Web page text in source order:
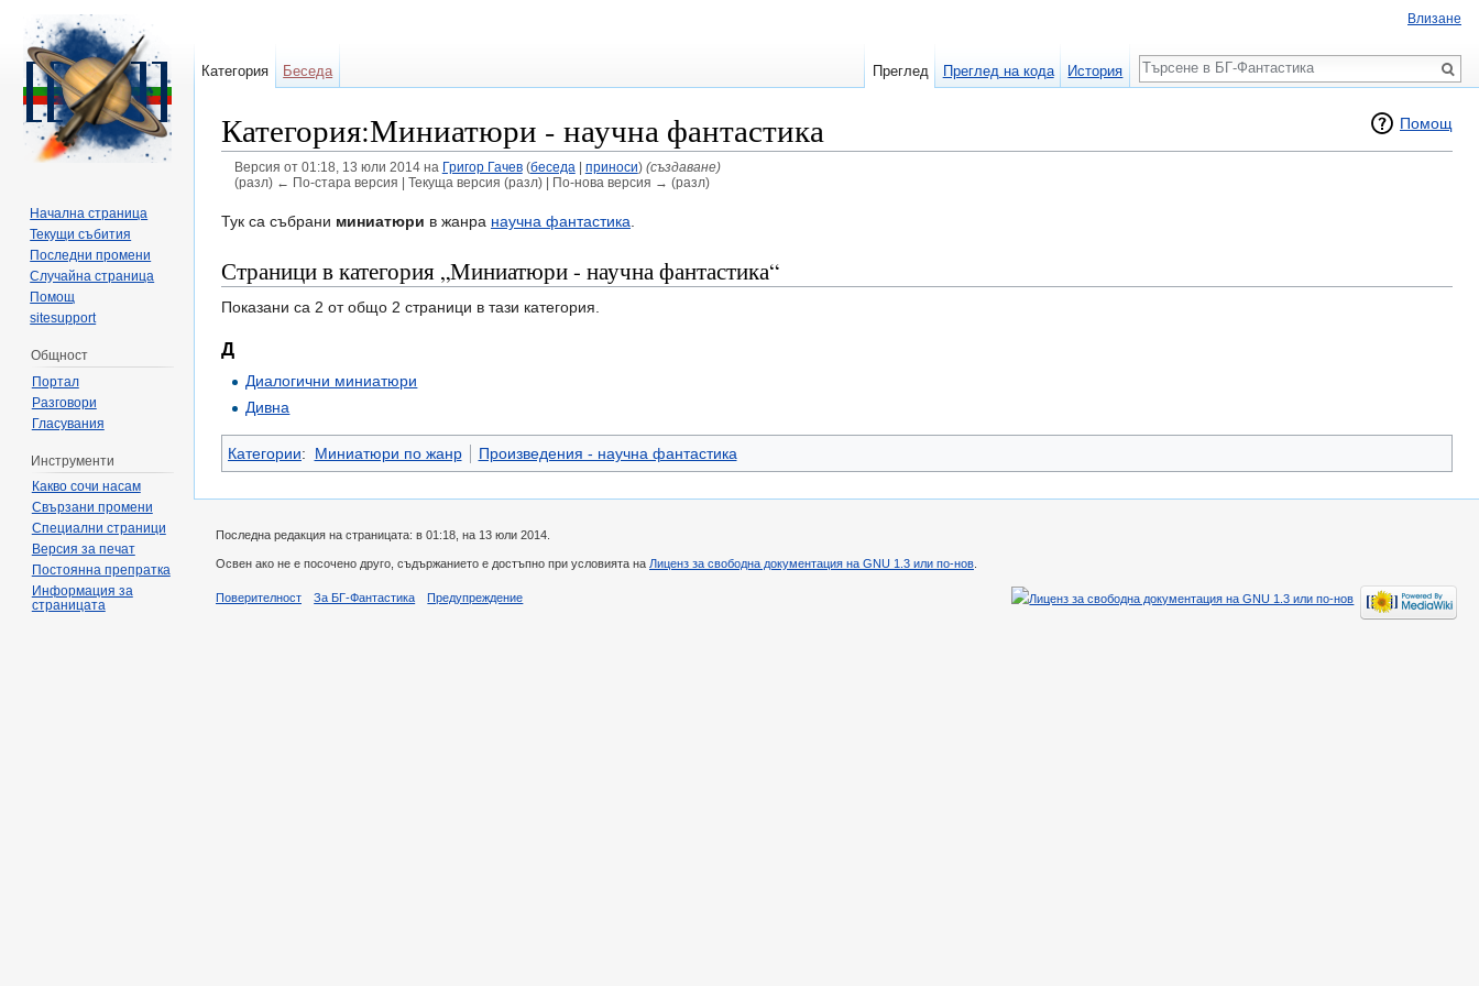
Помощ
Категория:Миниатюри - научна фантастика
Версия от 01:18, 13 юли 2014 на Григор Гачев (беседа приноси) (създаване)
(разл) ← По-стара версия | Текуща версия (разл) | По-нова версия → (разл)
Тук са събрани миниатюри в жанра научна фантастика
Страници в категория „Миниатюри - научна фантастика“
Показани са 2 от общо 2 страници в тази категория.
Д
Диалогични миниатюри
Дивна
Категории: Миниатюри по жанр Произведения - научна фантастика
Влизане
Категория Беседа Преглед Преглед на кода История
Търсене
Начална страница
Текущи събития
Последни промени
Случайна страница
Помощ
sitesupport
Общност
Портал
Разговори
Гласувания
Инструменти
Какво сочи насам
Свързани промени
Специални страници
Версия за печат
Постоянна препратка
Информация за
страницата
Последна редакция на страницата: в 01:18, на 13 юли 2014.
Освен ако не е посочено друго, съдържанието е достъпно при условията на Лиценз за свободна документация на GNU 1.3 или по-нов
Поверителност За БГ-Фантастика Предупреждение